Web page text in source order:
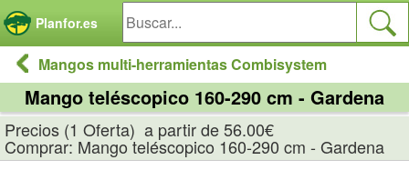
Planfor.es
Mangos multi-herramientas Combisystem
Mango teléscopico 160-290 cm - Gardena
Precios (1 Oferta) a partir de 56.00€
Comprar: Mango teléscopico 160-290 cm - Gardena
Panel de gestión de cookies